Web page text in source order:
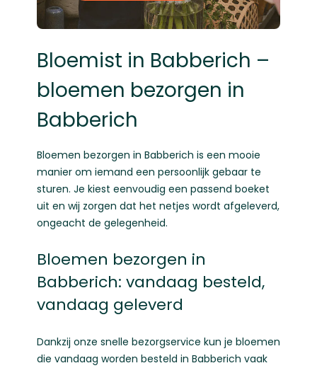
Bloemist in Babberich –
bloemen bezorgen in
Babberich
Bloemen bezorgen in Babberich is een mooie
manier om iemand een persoonlijk gebaar te
sturen. Je kiest eenvoudig een passend boeket
uit en wij zorgen dat het netjes wordt afgeleverd,
ongeacht de gelegenheid.
Bloemen bezorgen in
Babberich: vandaag besteld,
vandaag geleverd
Dankzij onze snelle bezorgservice kun je bloemen
die vandaag worden besteld in Babberich vaak